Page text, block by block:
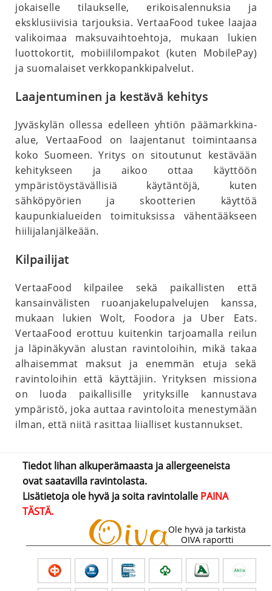
jokaiselle tilaukselle, erikoisalennuksia ja
eksklusiivisia tarjouksia. VertaaFood tukee laajaa
valikoimaa maksuvaihtoehtoja, mukaan lukien
luottokortit, mobiililompakot (kuten MobilePay)
ja suomalaiset verkkopankkipalvelut.
Laajentuminen ja kestävä kehitys
Jyväskylän ollessa edelleen yhtiön päämarkkina-
alue, VertaaFood on laajentanut toimintaansa
koko Suomeen. Yritys on sitoutunut kestävään
kehitykseen ja aikoo ottaa käyttöön
ympäristöystävällisiä käytäntöjä, kuten
sähköpyörien ja skootterien käyttöä
kaupunkialueiden toimituksissa vähentääkseen
hiilijalanjälkeään.
Kilpailijat
VertaaFood kilpailee sekä paikallisten että
kansainvälisten ruoanjakelupalvelujen kanssa,
mukaan lukien Wolt, Foodora ja Uber Eats.
VertaaFood erottuu kuitenkin tarjoamalla reilun
ja läpinäkyvän alustan ravintoloihin, mikä takaa
alhaisemmat maksut ja enemmän etuja sekä
ravintoloihin että käyttäjiin. Yrityksen missiona
on luoda paikallisille yrityksille kannustava
ympäristö, joka auttaa ravintoloita menestymään
ilman, että niitä rasittaa liialliset kustannukset.
Tiedot lihan alkuperämaasta ja allergeeneista
ovat saatavilla ravintolasta.
Lisätietoja ole hyvä ja soita ravintolalle PAINA
TÄSTÄ.
Ole hyvä ja tarkista
OIVA raportti